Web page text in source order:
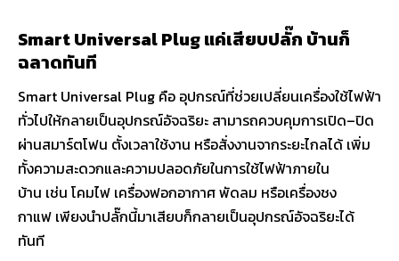
Smart Universal Plug แค่เสียบปลั๊ก บ้านก็
ฉลาดทันที
Smart Universal Plug คือ อุปกรณ์ที่ช่วยเปลี่ยนเครื่องใช้ไฟฟ้า
ทั่วไปให้กลายเป็นอุปกรณ์อัจฉริยะ สามารถควบคุมการเปิด–ปิด
ผ่านสมาร์ตโฟน ตั้งเวลาใช้งาน หรือสั่งงานจากระยะไกลได้ เพิ่ม
ทั้งความสะดวกและความปลอดภัยในการใช้ไฟฟ้าภายใน
บ้าน เช่น โคมไฟ เครื่องฟอกอากาศ พัดลม หรือเครื่องชง
กาแฟ เพียงนำปลั๊กนี้มาเสียบก็กลายเป็นอุปกรณ์อัจฉริยะได้
ทันที